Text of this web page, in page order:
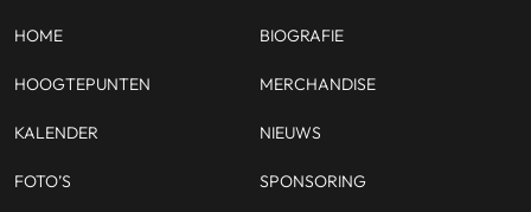
HOME BIOGRAFIE
HOOGTEPUNTEN MERCHANDISE
KALENDER NIEUWS
FOTO’S SPONSORING